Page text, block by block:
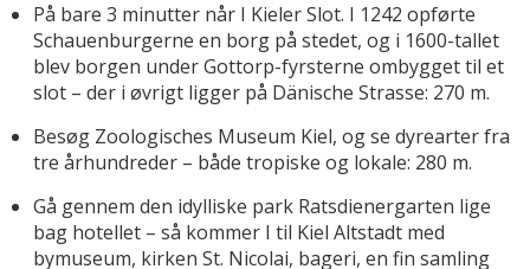
På bare 3 minutter når I Kieler Slot. I 1242 opførte
Schauenburgerne en borg på stedet, og i 1600-tallet
blev borgen under Gottorp-fyrsterne ombygget til et
slot – der i øvrigt ligger på Dänische Strasse: 270 m.
Besøg Zoologisches Museum Kiel, og se dyrearter fra
tre århundreder – både tropiske og lokale: 280 m.
Gå gennem den idylliske park Ratsdienergarten lige
bag hotellet – så kommer I til Kiel Altstadt med
bymuseum, kirken St. Nicolai, bageri, en fin samling